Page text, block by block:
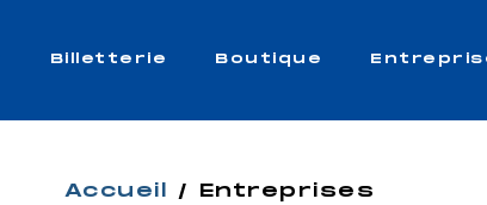
Billetterie Boutique
Accueil / Entreprises